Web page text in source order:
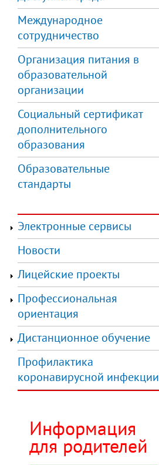
Международное
сотрудничество
Организация питания в
образовательной
организации
Социальный сертификат
дополнительного
образования
Образовательные
стандарты
Электронные сервисы
Новости
Лицейские проекты
Профессиональная
ориентация
Дистанционное обучение
Профилактика
коронавирусной инфекции
Информация
для родителей